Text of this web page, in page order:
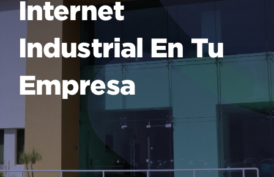
Internet
Industrial En Tu
Empresa